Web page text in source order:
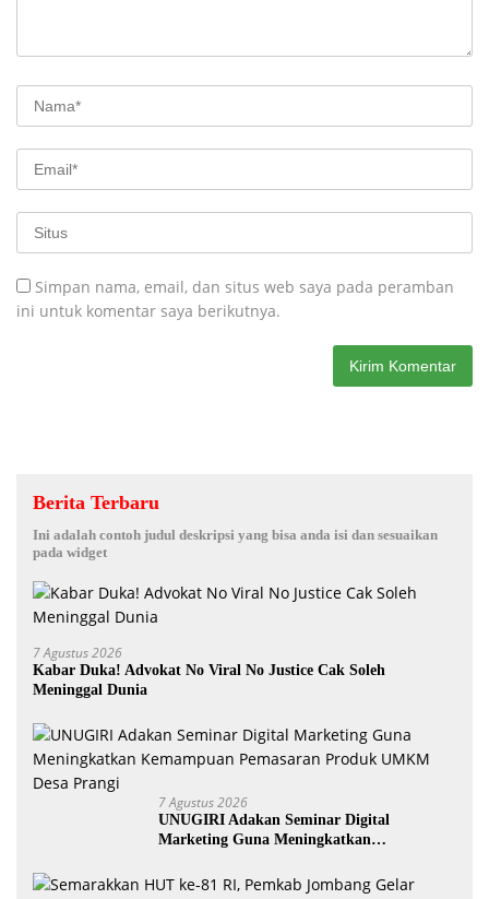
Simpan nama, email, dan situs web saya pada peramban
ini untuk komentar saya berikutnya.
Berita Terbaru
Ini adalah contoh judul deskripsi yang bisa anda isi dan sesuaikan
pada widget
7 Agustus 2026
Kabar Duka! Advokat No Viral No Justice Cak Soleh
Meninggal Dunia
7 Agustus 2026
UNUGIRI Adakan Seminar Digital
Marketing Guna Meningkatkan
Desa Prangi